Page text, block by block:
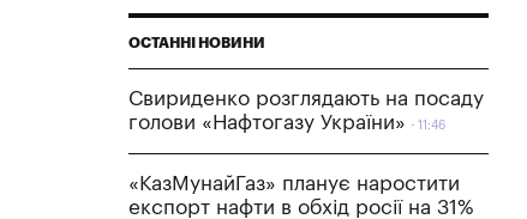
ОСТАННІ НОВИНИ
Свириденко розглядають на посаду
голови «Нафтогазу України»
11:46
«КазМунайГаз» планує наростити
експорт нафти в обхід росії на 31%